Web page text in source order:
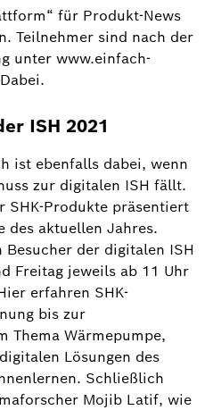
für Produkt-News
Teilnehmer sind nach der
unter www.einfach-
ISH 2021
ist ebenfalls dabei, wenn
zur digitalen ISH fällt.
SHK-Produkte präsentiert
des aktuellen Jahres.
der digitalen ISH
Freitag jeweils ab 11 Uhr
erfahren SHK-
bis zur
Thema Wärmepumpe,
Lösungen des
Schließlich
Mojib Latif, wie